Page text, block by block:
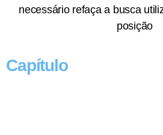
necessário refaça a busca
posição
Capítulo